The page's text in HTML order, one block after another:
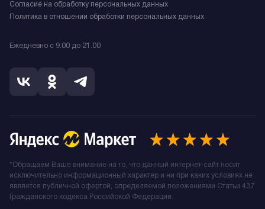
Согласие на обработку персональных данных
Политика в отношении обработки персональных данных
Ежедневно с 9.00 до 21.00
*Обращаем Ваше внимание на то, что данный интернет-сайт носит
исключительно информационный характер и ни при каких условиях не
является публичной офертой, определяемой положениями Статьи 437
Гражданского кодекса Российской Федерации.